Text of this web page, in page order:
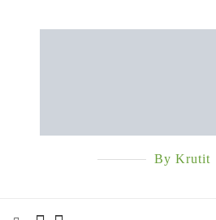
By Krutit